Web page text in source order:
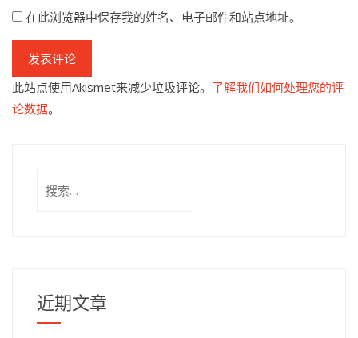
在此浏览器中保存我的姓名、电子邮件和站点地址。
此站点使用Akismet来减少垃圾评论。 了解我们如何处理您的评
论数据。
索：
近期文章